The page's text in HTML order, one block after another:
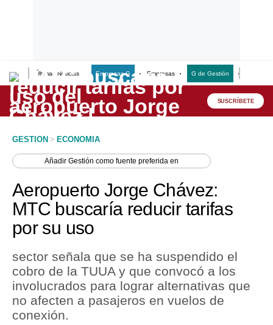
Últimas Noticias Empresas G Empresas G de Gestión
Lo último
Peru Quiosco
Economía
Mercados
Política
Tu Dinero
Finanzas Personales
SUSCRÍBETE
GESTION > ECONOMIA
AñadirGestión como fuente preferida en
Aeropuerto Jorge Chávez:
MTC buscaría reducir tarifas
por su uso
sector señala que se ha suspendido el
cobro de la TUUA y que convocó a los
involucrados para lograr alternativas que
no afecten a pasajeros en vuelos de
conexión.